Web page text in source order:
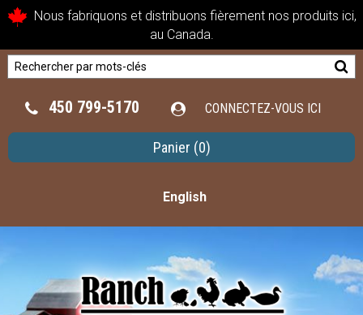
Nous fabriquons et distribuons fièrement nos produits ici,
au Canada.
450 799-5170 CONNECTEZ-VOUS ICI
Panier (0)
English